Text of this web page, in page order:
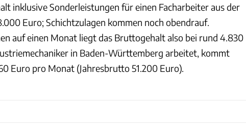
inklusive Sonderleistungen für einen Facharbeiter aus der
Euro; Schichtzulagen kommen noch obendrauf.
auf einen Monat liegt das Bruttogehalt also bei rund 4.830
in Baden-Württemberg arbeitet, kommt
Euro pro Monat (Jahresbrutto 51.200 Euro).